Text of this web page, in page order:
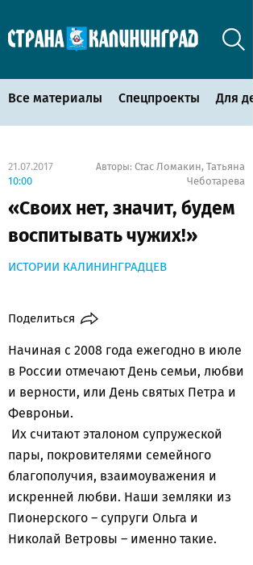
Все материалы Спецпроекты Для
21.07.2017
10:00
Авторы: Стас Ломакин, Татьяна
Чеботарева
«Своих нет, значит, будем
воспитывать чужих!»
ИСТОРИИ КАЛИНИНГРАДЦЕВ
Поделиться
Начиная с 2008 года ежегодно в июле
в России отмечают День семьи, любви
и верности, или День святых Петра и
Февроньи.
Их считают эталоном супружеской
пары, покровителями семейного
благополучия, взаимоуважения и
искренней любви. Наши земляки из
Пионерского – супруги Ольга и
Николай Ветровы – именно такие.